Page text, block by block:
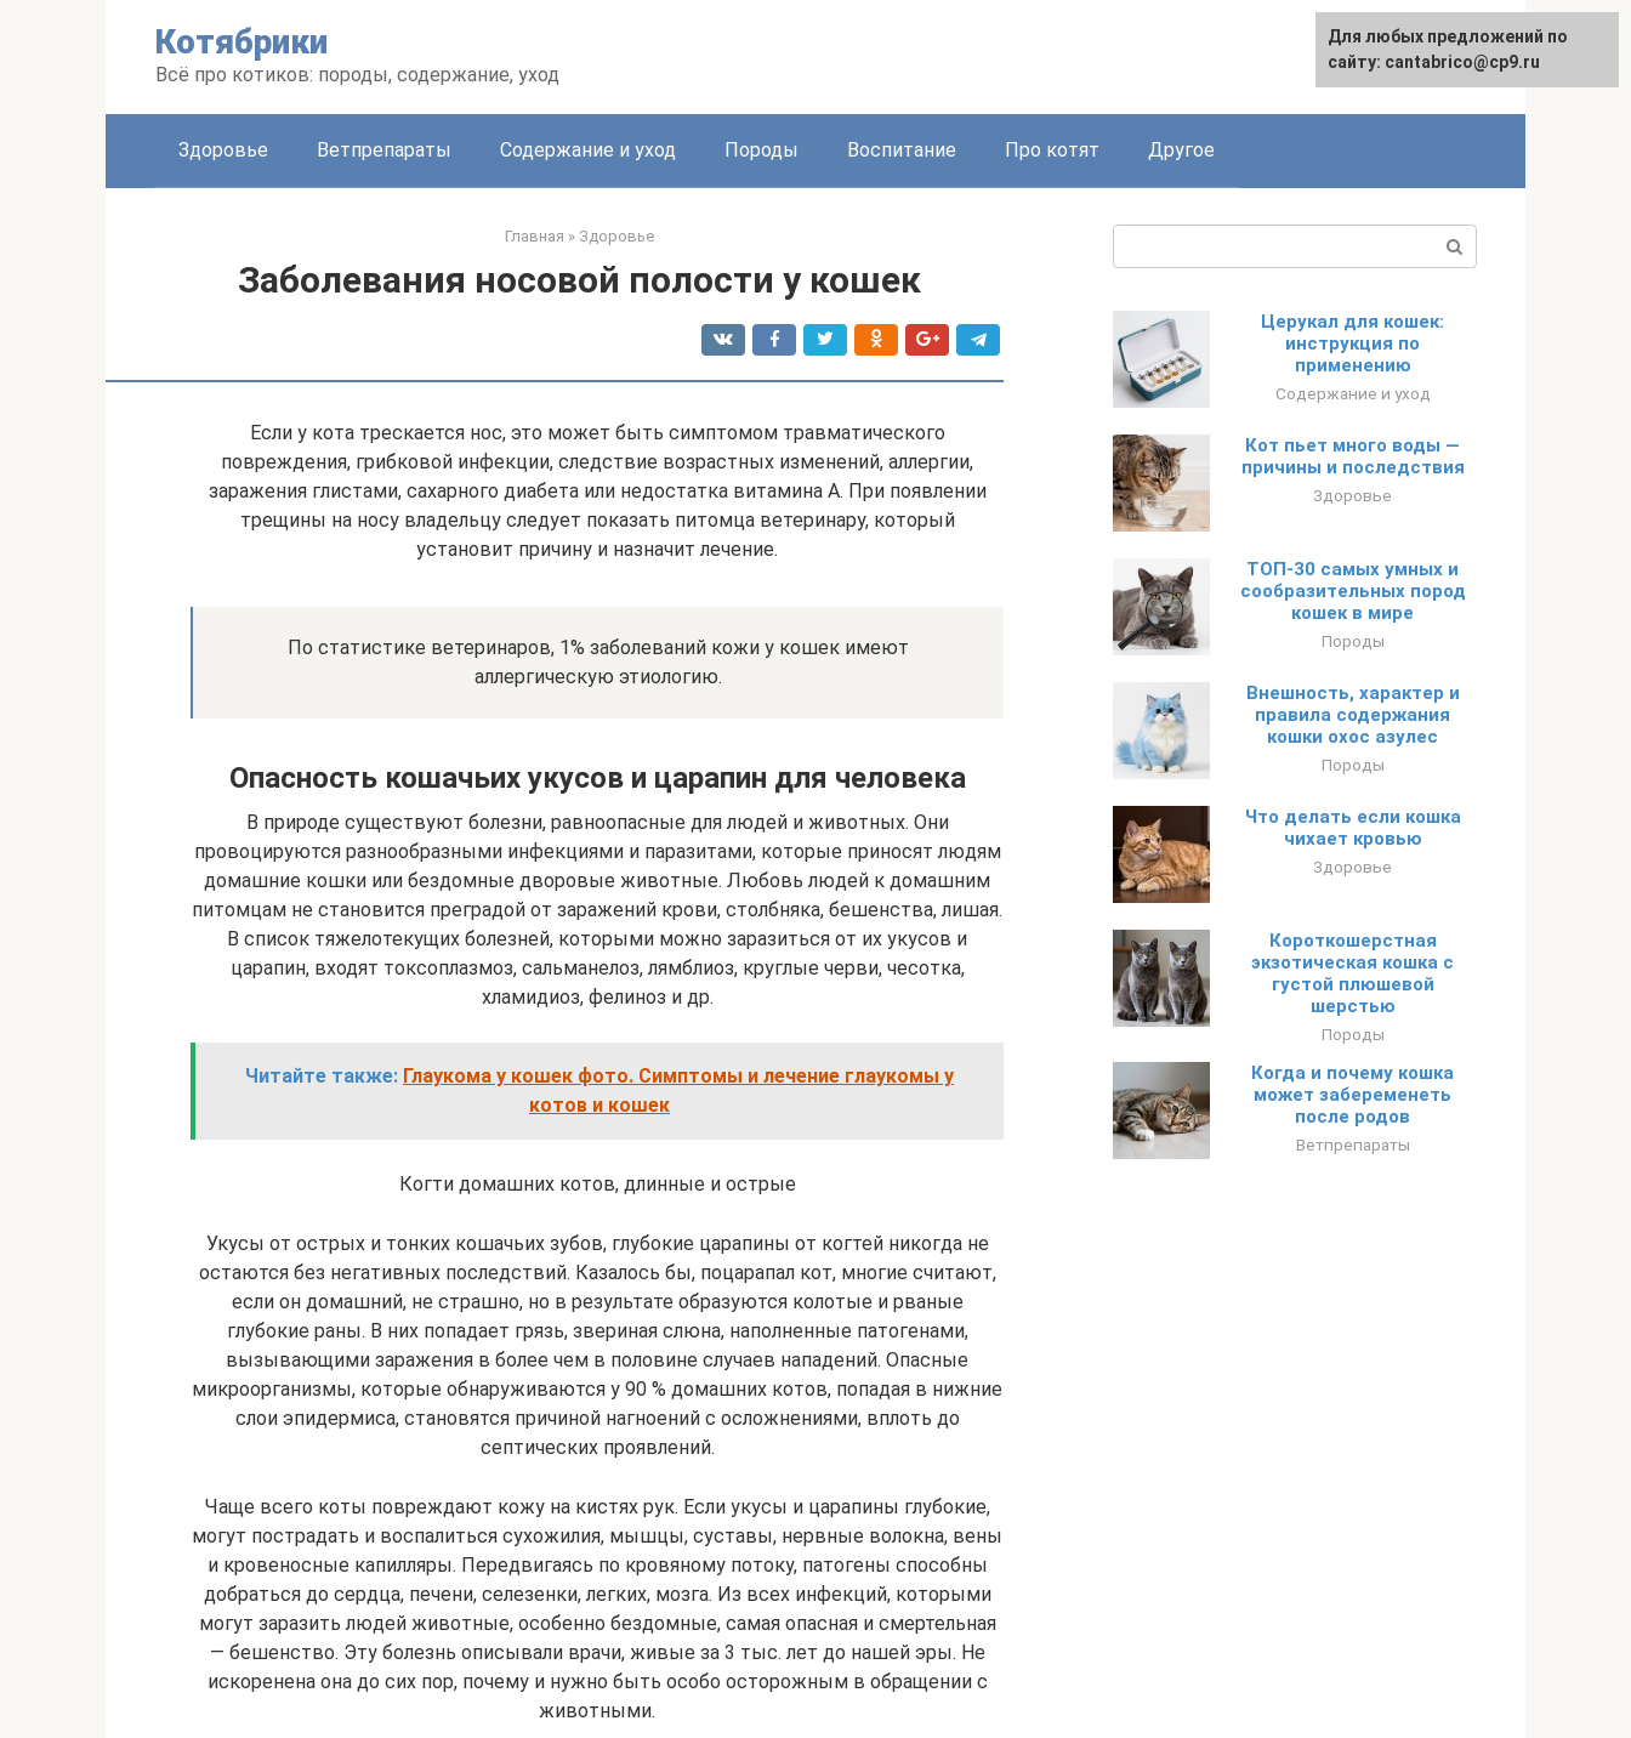
Котябрики
Всё про котиков: породы, содержание, уход
English
Здоровье Ветпрепараты Содержание и уход Породы Воспитание Про котят Другое
Главная » Здоровье
Заболевания носовой полости у кошек
Если у кота трескается нос, это может быть симптомом травматического
повреждения, грибковой инфекции, следствие возрастных изменений, аллергии,
заражения глистами, сахарного диабета или недостатка витамина А. При появлении
трещины на носу владельцу следует показать питомца ветеринару, который
установит причину и назначит лечение.
По статистике ветеринаров, 1% заболеваний кожи у кошек имеют
аллергическую этиологию.
Опасность кошачьих укусов и царапин для человека
В природе существуют болезни, равноопасные для людей и животных. Они
провоцируются разнообразными инфекциями и паразитами, которые приносят людям
домашние кошки или бездомные дворовые животные. Любовь людей к домашним
питомцам не становится преградой от заражений крови, столбняка, бешенства, лишая.
В список тяжелотекущих болезней, которыми можно заразиться от их укусов и
царапин, входят токсоплазмоз, сальманелоз, лямблиоз, круглые черви, чесотка,
хламидиоз, фелиноз и др.
Читайте также: Глаукома у кошек фото. Симптомы и лечение глаукомы у
котов и кошек
Когти домашних котов, длинные и острые
Укусы от острых и тонких кошачьих зубов, глубокие царапины от когтей никогда не
остаются без негативных последствий. Казалось бы, поцарапал кот, многие считают,
если он домашний, не страшно, но в результате образуются колотые и рваные
глубокие раны. В них попадает грязь, звериная слюна, наполненные патогенами,
вызывающими заражения в более чем в половине случаев нападений. Опасные
микроорганизмы, которые обнаруживаются у 90 % домашних котов, попадая в нижние
слои эпидермиса, становятся причиной нагноений с осложнениями, вплоть до
септических проявлений.
Чаще всего коты повреждают кожу на кистях рук. Если укусы и царапины глубокие,
могут пострадать и воспалиться сухожилия, мышцы, суставы, нервные волокна, вены
и кровеносные капилляры. Передвигаясь по кровяному потоку, патогены способны
добраться до сердца, печени, селезенки, легких, мозга. Из всех инфекций, которыми
могут заразить людей животные, особенно бездомные, самая опасная и смертельная
— бешенство. Эту болезнь описывали врачи, живые за 3 тыс. лет до нашей эры. Не
искоренена она до сих пор, почему и нужно быть особо осторожным в обращении с
животными.
Церукал для кошек:
инструкция по
применению
Содержание и уход
Кот пьет много воды —
причины и последствия
Здоровье
ТОП-30 самых умных и
сообразительных пород
кошек в мире
Породы
Внешность, характер и
правила содержания
кошки охос азулес
Породы
Что делать если кошка
чихает кровью
Здоровье
Короткошерстная
экзотическая кошка с
густой плюшевой
шерстью
Породы
Когда и почему кошка
может забеременеть
после родов
Ветпрепараты
Для любых предложений по
сайту: cantabrico@cp9.ru